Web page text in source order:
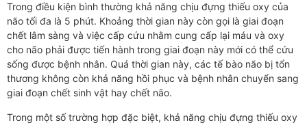
Trong điều kiện bình thường khả năng chịu đựng thiếu oxy của
não tối đa là 5 phút. Khoảng thời gian này còn gọi là giai đoạn
chết lâm sàng và việc cấp cứu nhằm cung cấp lại máu và oxy
cho não phải được tiến hành trong giai đoạn này mới có thể cứu
sống được bệnh nhân. Quá thời gian này, các tế bào não bị tổn
thương không còn khả năng hồi phục và bệnh nhân chuyển sang
giai đoạn chết sinh vật hay chết não.
Trong một số trường hợp đặc biệt, khả năng chịu đựng thiếu oxy